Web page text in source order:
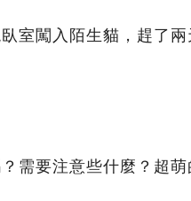
室闖入陌生貓，趕了
需要注意些什麼？超萌